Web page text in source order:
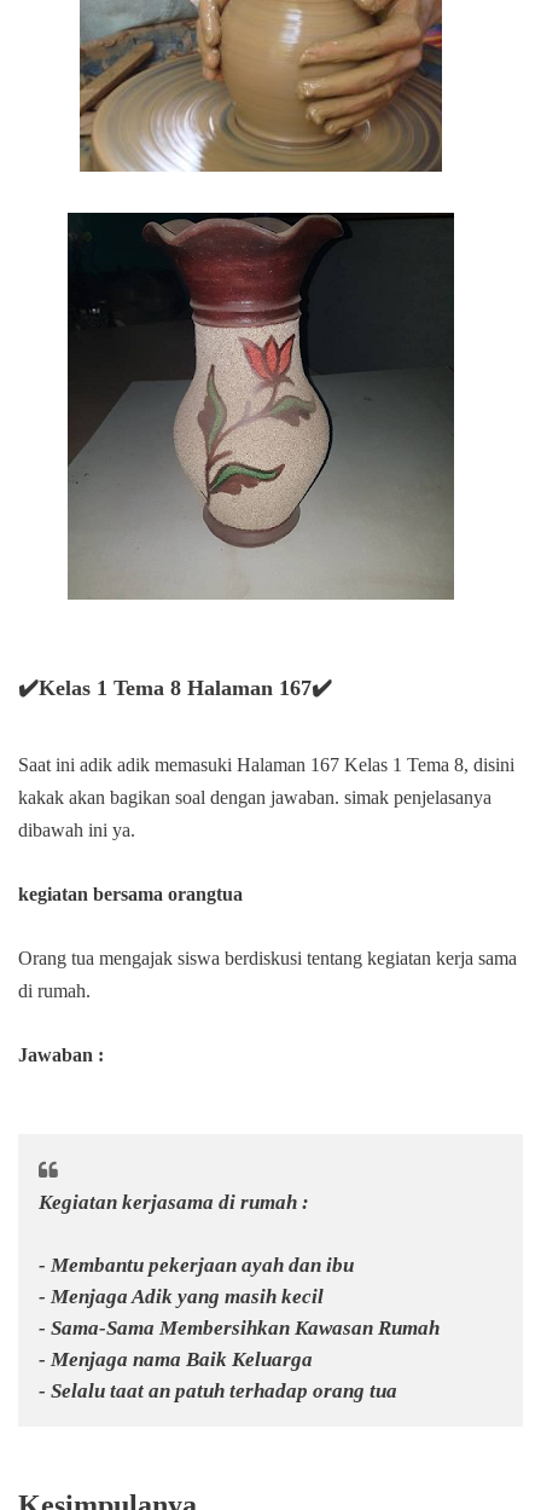
✔️Kelas 1 Tema 8 Halaman 167✔️
Saat ini adik adik memasuki Halaman 167 Kelas 1 Tema 8, disini
kakak akan bagikan soal dengan jawaban. simak penjelasanya
dibawah ini ya.
kegiatan bersama orangtua
Orang tua mengajak siswa berdiskusi tentang kegiatan kerja sama
di rumah.
Jawaban :
Kegiatan kerjasama di rumah :
- Membantu pekerjaan ayah dan ibu
- Menjaga Adik yang masih kecil
- Sama-Sama Membersihkan Kawasan Rumah
- Menjaga nama Baik Keluarga
- Selalu taat an patuh terhadap orang tua